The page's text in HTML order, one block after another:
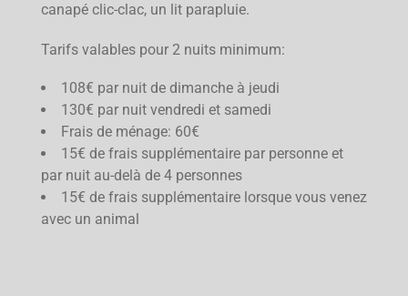
canapé clic-clac, un lit parapluie.
Tarifs valables pour 2 nuits minimum:
108€ par nuit de dimanche à jeudi
130€ par nuit vendredi et samedi
Frais de ménage: 60€
15€ de frais supplémentaire par personne et
par nuit au-delà de 4 personnes
15€ de frais supplémentaire lorsque vous venez
avec un animal